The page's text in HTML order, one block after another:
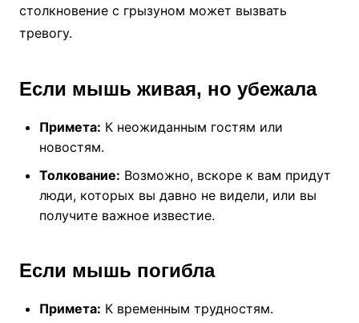
столкновение с грызуном может вызвать
тревогу.
Если мышь живая, но убежала
Примета: К неожиданным гостям или
новостям.
Толкование: Возможно, вскоре к вам придут
люди, которых вы давно не видели, или вы
получите важное известие.
Если мышь погибла
Примета: К временным трудностям.